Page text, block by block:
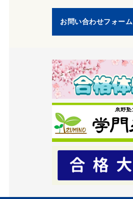
お問い合わせフォーム